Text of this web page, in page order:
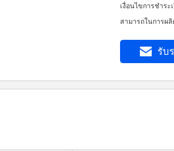
เงื่อนไขการชำระ
สามารถในการผลิ
รับ